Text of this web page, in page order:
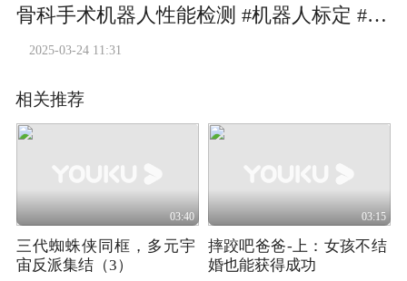
骨科手术机器人性能检测 #机器人标定 #医疗机器人标定 #激光跟踪仪
2025-03-24 11:31
相关推荐
03:40
三代蜘蛛侠同框，多元宇
宙反派集结（3）
03:15
摔跤吧爸爸-上：女孩不结
婚也能获得成功